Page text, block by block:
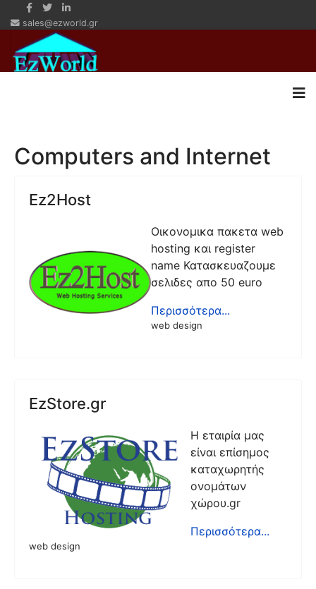
sales@ezworld.gr
Computers and Internet
Ez2Host
Οικονομικα πακετα web
hosting και register
name Κατασκευαζουμε
σελιδες απο 50 euro
Περισσότερα...
web design
EzStore.gr
Η εταιρία μας
είναι επίσημος
καταχωρητής
ονομάτων
χώρου.gr
Περισσότερα...
web design